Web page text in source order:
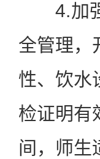
4.加强
全管理，
性、饮水
检证明有
间，师生